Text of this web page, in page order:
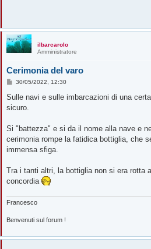
ilbarcarolo
Amministratore
Cerimonia del varo
M
s
a
o
30/05/2022, 12:30
Sulle navi e sulle imbarcazioni di una
sicuro.
Si "battezza" e si da il nome alla nave e
cerimonia rompe la fatidica bottiglia, che
immensa sfiga.
Tra i tanti altri, la bottiglia non si era rotta
concordia
Francesco
Benvenuti sul forum !